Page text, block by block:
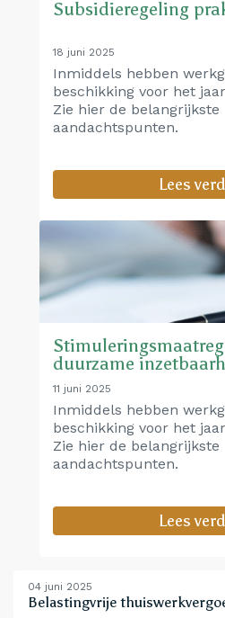
Subsidieregeling
18 juni 2025
Inmiddels hebben
beschikking voor het
Zie hier de belangrijkste
aandachtspunten.
Lees
duurzame
11 juni 2025
Inmiddels hebben
beschikking voor het
Zie hier de belangrijkste
aandachtspunten.
Lees
04 juni 2025
Belastingvrije